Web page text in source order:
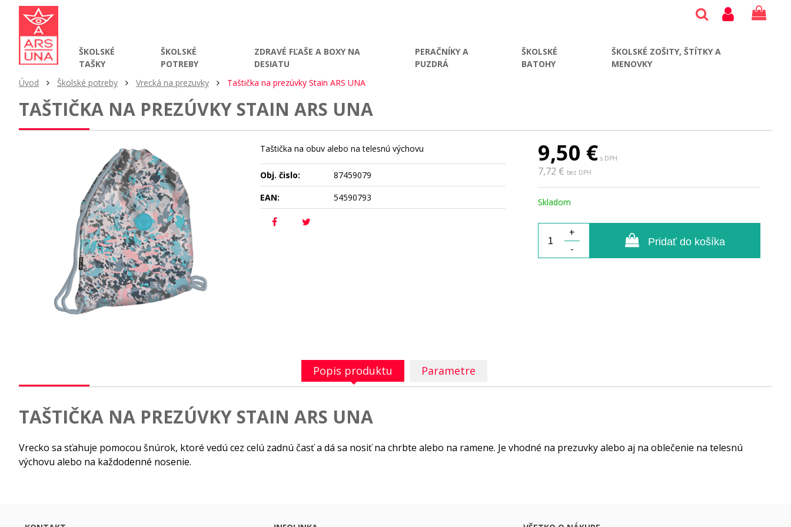
ŠKOLSKÉ
TAŠKY
ŠKOLSKÉ
POTREBY
ZDRAVÉ FĽAŠE A BOXY NA
DESIATU
PERAČNÍKY A
PUZDRÁ
ŠKOLSKÉ
BATOHY
ŠKOLSKÉ ZOŠITY, ŠTÍTKY A
MENOVKY
Úvod
Školské potreby Vrecká na prezuvky Taštička na prezúvky Stain ARS UNA
TAŠTIČKA NA PREZÚVKY STAIN ARS UNA
9,50 € s DPH
7,72 € bez DPH
Skladom
+
-
Pridať do košíka
Taštička na obuv alebo na telesnú výchovu
Obj. čislo:
87459079
EAN:
54590793
Popis produktu Parametre
TAŠTIČKA NA PREZÚVKY STAIN ARS UNA
Vrecko sa sťahuje pomocou šnúrok, ktoré vedú cez celú zadnú časť a dá sa nosiť na chrbte alebo na ramene. Je vhodné na prezuvky alebo aj na oblečenie na telesnú
výchovu alebo na každodenné nosenie.